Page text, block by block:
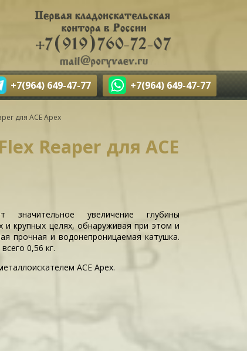
+7(964) 649-47-77 +7(964) 649-47-77
для ACE Apex
Reaper для ACE
значительное увеличение глубины
и крупных целях, обнаруживая при этом и
прочная и водонепроницаемая катушка.
0,56 кг.
ACE Apex.